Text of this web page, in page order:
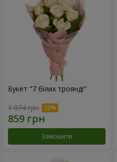
Букет "7 білих троянд!"
1 074 грн
Замовити